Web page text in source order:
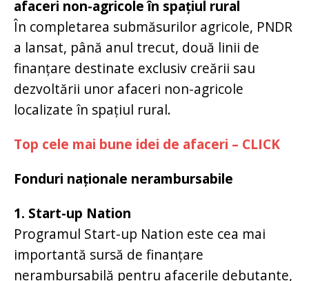
afaceri non-agricole în spațiul rural
În completarea submăsurilor agricole, PNDR
a lansat, până anul trecut, două linii de
finanțare destinate exclusiv creării sau
dezvoltării unor afaceri non-agricole
localizate în spațiul rural.
Top cele mai bune idei de afaceri – CLICK
Fonduri naționale nerambursabile
1. Start-up Nation
Programul Start-up Nation este cea mai
importantă sursă de finanțare
nerambursabilă pentru afacerile debutante,